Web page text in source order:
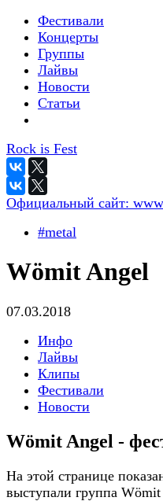
Фестивали
Концерты
Группы
Лайвы
Новости
Статьи
Rock is Fest
Официальный сайт:
#metal
Wömit Angel
07.03.2018
Инфо
Лайвы
Клипы
Фестивали
Новости
Wömit Angel -
На этой странице
выступали группа